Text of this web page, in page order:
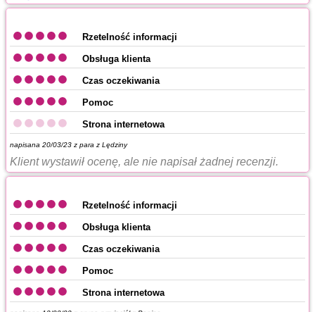
Rzetelność informacji
Obsługa klienta
Czas oczekiwania
Pomoc
Strona internetowa
napisana 20/03/23 z para z Lędziny
Klient wystawił ocenę, ale nie napisał żadnej recenzji.
Rzetelność informacji
Obsługa klienta
Czas oczekiwania
Pomoc
Strona internetowa